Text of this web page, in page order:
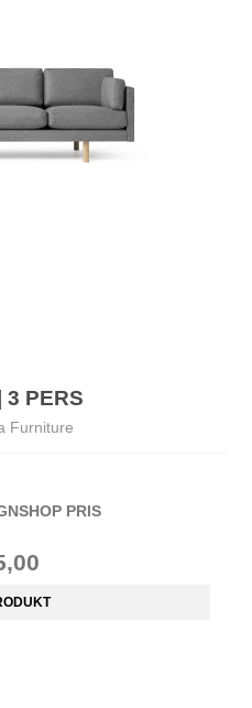
3 PERS
Furniture
PRIS